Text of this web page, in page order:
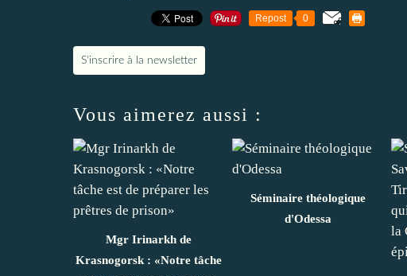
Repost 0
S'inscrire à la newsletter
Vous aimerez aussi :
Mgr Irinarkh de
Krasnogorsk : «Notre tâche
Séminaire théologique
d'Odessa